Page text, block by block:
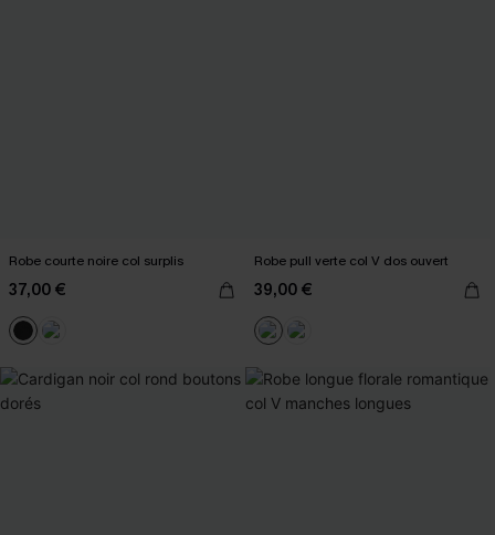
Robe courte noire col surplis
37,00 €
Robe pull verte col V dos ouvert
39,00 €